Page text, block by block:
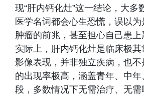
现“肝内钙化灶”这一结论，大多
医学名词都会心生恐慌，误以为
肿瘤的前兆，甚至担心自己患上
实际上，肝内钙化灶是临床极
影像表现，并非独立疾病，也不
的出现率极高，涵盖青年、中
段，多数情况下无需治疗、无